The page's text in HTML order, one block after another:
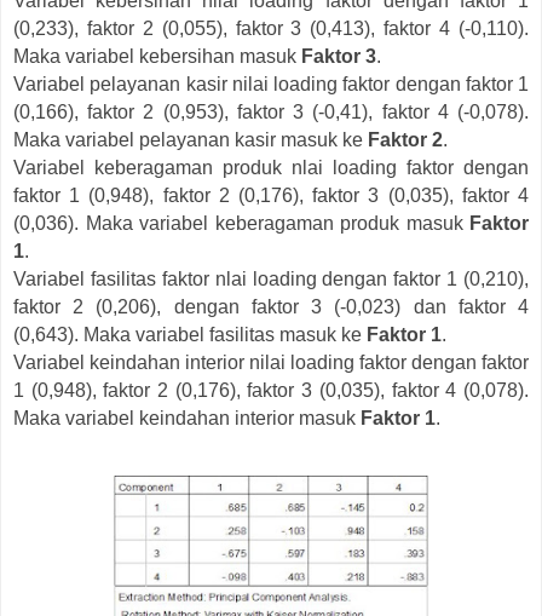
(0,233), faktor 2 (0,055), faktor 3 (0,413), faktor 4 (-0,110).
Maka variabel kebersihan masuk Faktor 3.
Variabel pelayanan kasir nilai loading faktor dengan faktor 1
(0,166), faktor 2 (0,953), faktor 3 (-0,41), faktor 4 (-0,078).
Maka variabel pelayanan kasir masuk ke Faktor 2.
Variabel keberagaman produk nlai loading faktor dengan
faktor 1 (0,948), faktor 2 (0,176), faktor 3 (0,035), faktor 4
(0,036). Maka variabel keberagaman produk masuk Faktor
1.
Variabel fasilitas faktor nlai loading dengan faktor 1 (0,210),
faktor 2 (0,206), dengan faktor 3 (-0,023) dan faktor 4
(0,643). Maka variabel fasilitas masuk ke Faktor 1.
Variabel keindahan interior nilai loading faktor dengan faktor
1 (0,948), faktor 2 (0,176), faktor 3 (0,035), faktor 4 (0,078).
Maka variabel keindahan interior masuk Faktor 1.